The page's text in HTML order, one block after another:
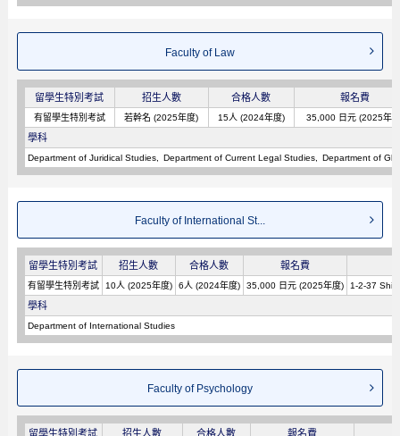
Faculty of Law
留學生特別考試 招生人數 合格人數 報名費
有留學生特別考試 若幹名 (2025年度) 15人 (2024年度) 35,000 日元 (2025年
學科
Department of Juridical Studies Department of Current Legal Studies Department of
Faculty of International St...
留學生特別考試 招生人數 合格人數 報名費
有留學生特別考試 10人 (2025年度) 6人 (2024年度) 35,000 日元 (2025年度) 1-2-37
學科
Department of International Studies
Faculty of Psychology
留學生特別考試 招生人數 合格人數 報名費